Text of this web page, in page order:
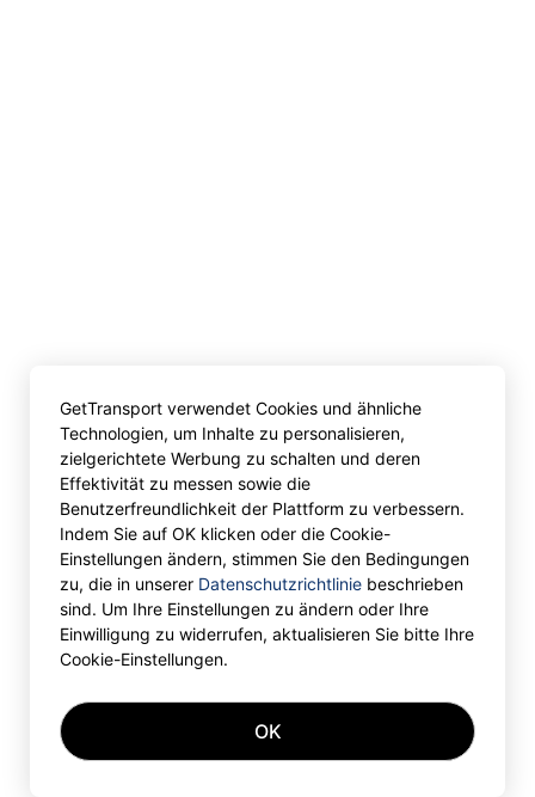
GetTransport verwendet Cookies und ähnliche
Technologien, um Inhalte zu personalisieren,
zielgerichtete Werbung zu schalten und deren
Effektivität zu messen sowie die
Benutzerfreundlichkeit der Plattform zu verbessern.
Indem Sie auf OK klicken oder die Cookie-
Einstellungen ändern, stimmen Sie den Bedingungen
zu, die in unserer Datenschutzrichtlinie beschrieben
sind. Um Ihre Einstellungen zu ändern oder Ihre
Einwilligung zu widerrufen, aktualisieren Sie bitte Ihre
Cookie-Einstellungen.
OK